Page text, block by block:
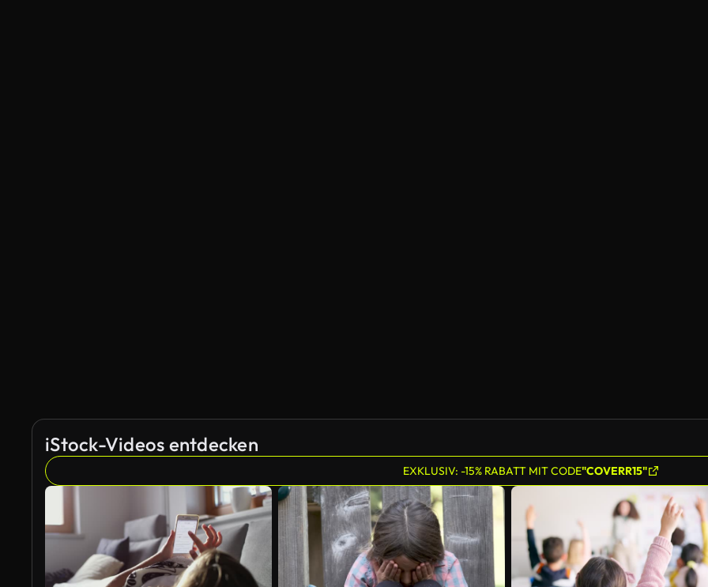
iStock-Videos entdecken
EXKLUSIV: -15% RABATT MIT CODE"COVERR15"